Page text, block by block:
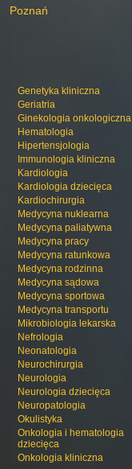
Poznań
Genetyka kliniczna
Geriatria
Ginekologia onkologiczna
Hematologia
Hipertensjologia
Immunologia kliniczna
Kardiologia
Kardiologia dziecięca
Kardiochirurgia
Medycyna nuklearna
Medycyna paliatywna
Medycyna pracy
Medycyna ratunkowa
Medycyna rodzinna
Medycyna sądowa
Medycyna sportowa
Medycyna transportu
Mikrobiologia lekarska
Nefrologia
Neonatologia
Neurochirurgia
Neurologia
Neurologia dziecięca
Neuropatologia
Okulistyka
Onkologia i hematologia
dziecięca
Onkologia kliniczna